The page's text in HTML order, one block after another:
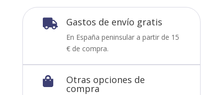
 Gastos de envío gratis
En España peninsular a partir de 15
€ de compra.
 Otras opciones de
compra